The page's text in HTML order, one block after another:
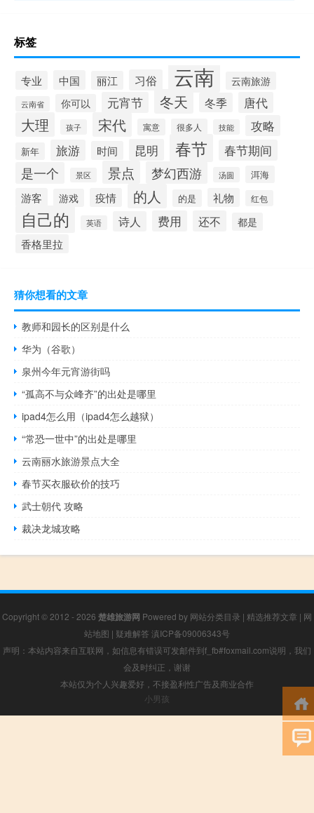
标签
专业 中国 丽江 习俗 云南 云南旅游
云南省 你可以 元宵节 冬天 冬季 唐代
大理 孩子 宋代 寓意 很多人 技能 攻略
新年 旅游 时间 昆明 春节 春节期间
是一个 景区 景点 梦幻西游 汤圆 洱海
游客 游戏 疫情 的人 的是 礼物 红包
自己的 英语 诗人 费用 还不 都是
香格里拉
猜你想看的文章
教师和园长的区别是什么
华为（谷歌）
泉州今年元宵游街吗
“孤高不与众峰齐”的出处是哪里
ipad4怎么用（ipad4怎么越狱）
“常恐一世中”的出处是哪里
云南丽水旅游景点大全
春节买衣服砍价的技巧
武士朝代 攻略
裁决龙城攻略
Copyright © 2012 - 2026 楚雄旅游网 Powered by 网站分类目录 | 精选推荐文章 | 网
站地图 | 疑难解答 滇ICP备09006343号
声明：本站内容来自互联网，如信息有错误可发邮件到f_fb#foxmail.com说明，我们
会及时纠正，谢谢
本站仅为个人兴趣爱好，不接盈利性广告及商业合作
小男孩